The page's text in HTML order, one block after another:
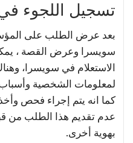
تسجيل اللجوء
بعد عرض الطلب على
سويسرا وعرض القصة ،
الاستعلام في سويسرا،
لمعلومات الشخصية
كما انه يتم إجراء فحص
عدم تقديم هذا الطلب من
بهوية أخرى.